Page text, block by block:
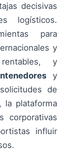
decisivas
logísticos.
para
y
y
y
de
la plataforma
corporativas
influir